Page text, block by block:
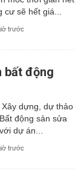
sẽ hết giá...
trước
bất động
dựng, dự thảo
động sản sửa
dự án...
trước